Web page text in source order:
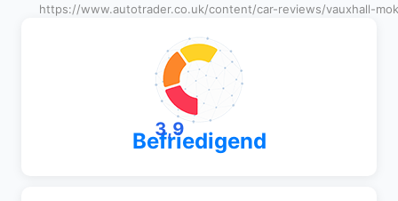
https://www.autotrader.co.uk/content/car-reviews/vauxhall-
3,9
Befriedigend